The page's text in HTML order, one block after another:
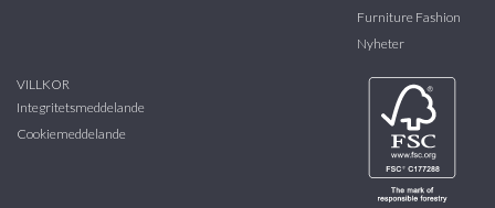
Furniture Fashion
Nyheter
VILLKOR
Integritetsmeddelande
Cookiemeddelande